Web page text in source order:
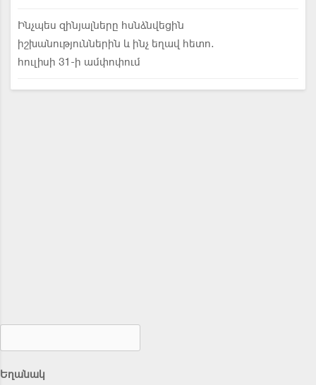
Ինչպես զինյալները հսնձնվեցին
իշխանություններին և ինչ եղավ հետո.
հուլիսի 31-ի ամփոփում
Եղանակ